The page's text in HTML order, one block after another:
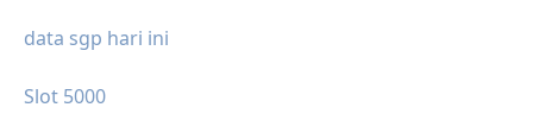
data sgp hari ini
Slot 5000